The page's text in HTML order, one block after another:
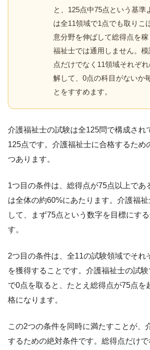
と、125点中75点という基準
は全11領域で1点でも取りこ
意分野を伸ばして総得点を
福祉士では通用しません。
点だけでなく11領域それぞ
解して、0点の科目がないか
とをすすめます。
介護福祉士の試験は全125問で構成され
125点です。介護福祉士に合格するため
つあります。
1つ目の条件は、総得点が75点以上であ
は全体の約60%にあたります。介護福
して、まず75点という数字を目標にす
す。
2つ目の条件は、全11の試験領域でそれ
を獲得することです。介護福祉士の試
で0点を取ると、たとえ総得点が75点を
格になります。
この2つの条件を同時に満たすことが、
するための絶対条件です。総得点だけで